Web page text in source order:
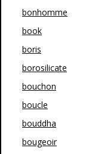
bonhomme
book
boris
borosilicate
bouchon
boucle
bouddha
bougeoir